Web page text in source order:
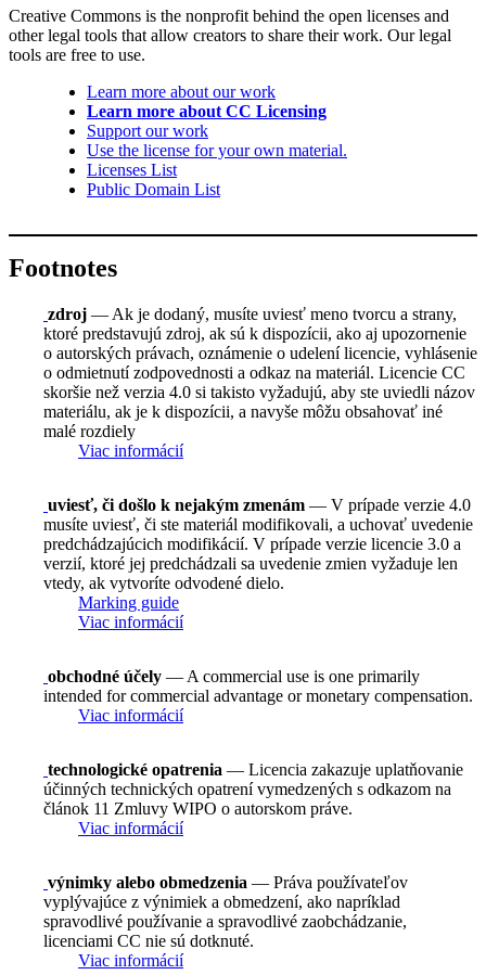
Creative Commons is the nonprofit behind the open licenses and
other legal tools that allow creators to share their work. Our legal
tools are free to use.
Learn more about our work
Learn more about CC Licensing
Support our work
Use the license for your own material.
Licenses List
Public Domain List
Footnotes
zdroj — Ak je dodaný, musíte uviesť meno tvorcu a strany,
ktoré predstavujú zdroj, ak sú k dispozícii, ako aj upozornenie
o autorských právach, oznámenie o udelení licencie, vyhlásenie
o odmietnutí zodpovednosti a odkaz na materiál. Licencie CC
skoršie než verzia 4.0 si takisto vyžadujú, aby ste uviedli názov
materiálu, ak je k dispozícii, a navyše môžu obsahovať iné
malé rozdiely
Viac informácií
uviesť, či došlo k nejakým zmenám — V prípade verzie 4.0
musíte uviesť, či ste materiál modifikovali, a uchovať uvedenie
predchádzajúcich modifikácií. V prípade verzie licencie 3.0 a
verzií, ktoré jej predchádzali sa uvedenie zmien vyžaduje len
vtedy, ak vytvoríte odvodené dielo.
Marking guide
Viac informácií
obchodné účely — A commercial use is one primarily
intended for commercial advantage or monetary compensation.
Viac informácií
technologické opatrenia — Licencia zakazuje uplatňovanie
účinných technických opatrení vymedzených s odkazom na
článok 11 Zmluvy WIPO o autorskom práve.
Viac informácií
výnimky alebo obmedzenia — Práva používateľov
vyplývajúce z výnimiek a obmedzení, ako napríklad
spravodlivé používanie a spravodlivé zaobchádzanie,
licenciami CC nie sú dotknuté.
Viac informácií